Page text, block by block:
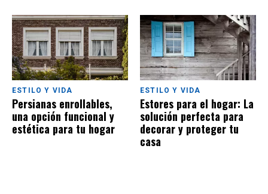
ESTILO Y VIDA
Persianas enrollables,
una opción funcional y
estética para tu hogar
ESTILO Y VIDA
Estores para el hogar: La
solución perfecta para
decorar y proteger tu
casa